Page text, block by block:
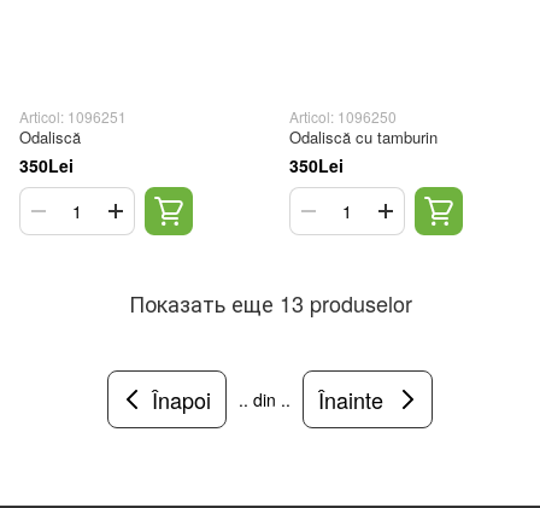
Articol: 1096251
Odaliscă
350Lei
Articol: 1096250
Odaliscă cu tamburin
350Lei
Показать еще 13 produselor
Înapoi .. din .. Înainte